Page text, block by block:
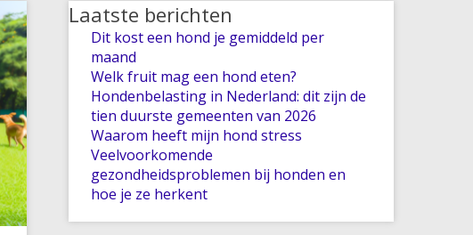
Laatste berichten
Dit kost een hond je gemiddeld per
maand
Welk fruit mag een hond eten?
Hondenbelasting in Nederland: dit zijn de
tien duurste gemeenten van 2026
Waarom heeft mijn hond stress
Veelvoorkomende
gezondheidsproblemen bij honden en
hoe je ze herkent